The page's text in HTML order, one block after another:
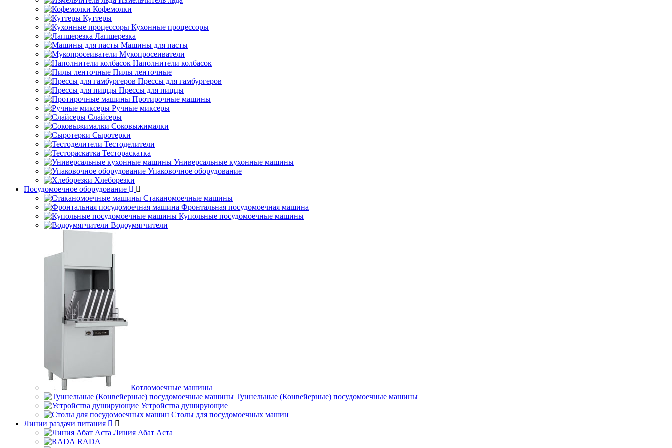
Кофемолки
Куттеры
Кухонные процессоры
Лапшерезка
Машины для пасты
Мукопросеиватели
Наполнители колбасок
Пилы ленточные
Прессы для гамбургеров
Прессы для пиццы
Протирочные машины
Ручные миксеры
Слайсеры
Соковыжималки
Сыротерки
Тестоделители
Тестораскатка
Универсальные кухонные машины
Упаковочное оборудование
Хлеборезки
Посудомоечное оборудование
Стаканомоечные машины
Фронтальная посудомоечная машина
Купольные посудомоечные машины
Водоумягчители
Котломоечные машины
Туннельные (Конвейерные) посудомоечные машины
Устройства душирующие
Столы для посудомоечных машин
Линии раздачи питания
Линия Абат Аста
RADA